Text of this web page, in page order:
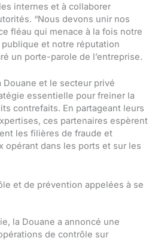
internes et à collaborer
“Nous devons unir nos
fléau qui menace à la fois notre
et notre réputation
un porte-parole de l’entreprise.
Douane et le secteur privé
essentielle pour freiner la
contrefaits. En partageant leurs
ces partenaires espèrent
les filières de fraude et
opérant dans les ports et sur les
et de prévention appelées à se
la Douane a annoncé une
de contrôle sur